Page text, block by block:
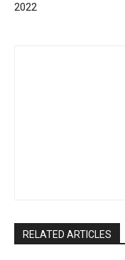
2022
RELATED ARTICLES